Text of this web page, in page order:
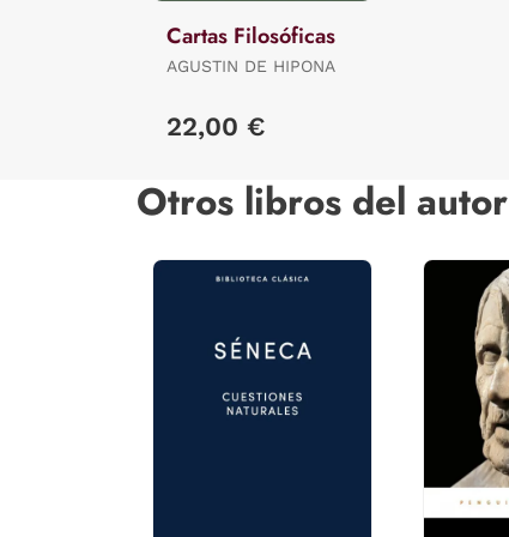
Cartas Filosóficas
AGUSTIN DE HIPONA
22,00 €
Otros libros del autor